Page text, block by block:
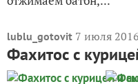
lublu_gotovit 7 июля
Фахитос с